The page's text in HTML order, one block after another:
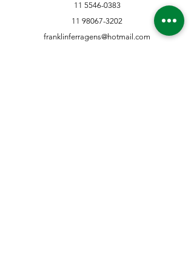
11 5546-0383
11 98067-3202
franklinferragens@hotmail.com